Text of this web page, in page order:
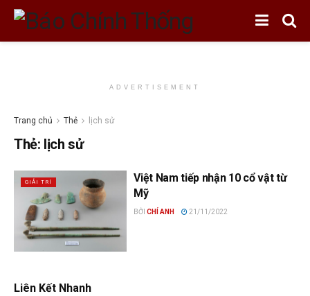
ADVERTISEMENT
Trang chủ Thẻ lịch sử
Thẻ: lịch sử
GIẢI TRÍ
Việt Nam tiếp nhận 10 cổ vật từ
Mỹ
BỞI CHÍ ANH 21/11/2022
Liên Kết Nhanh